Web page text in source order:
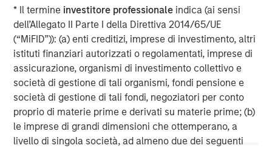
* Il termine investitore professionale indica (ai sensi
dell’Allegato II Parte I della Direttiva 2014/65/UE
(“MiFID”)): (a) enti creditizi, imprese di investimento, altri
istituti finanziari autorizzati o regolamentati, imprese di
assicurazione, organismi di investimento collettivo e
società di gestione di tali organismi, fondi pensione e
società di gestione di tali fondi, negoziatori per conto
proprio di materie prime e derivati su materie prime; (b)
le imprese di grandi dimensioni che ottemperano, a
livello di singola società, ad almeno due dei seguenti
brand and unparalleled global network of Morgan Stanley
to source investment intelligence and opportunities. For
further information about Morgan Stanley Global Private
Equity, please
visitwww.morganstanley.com/im/capitalpartners.
About Morgan Stanley
Morgan Stanley (NYSE: MS) is a leading global financial